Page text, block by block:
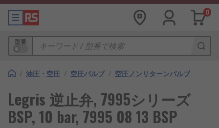
0
型番
/ 油圧・空圧 / 空圧バルブ / 空圧ノンリターンバルブ
Legris 逆止弁, 7995シリーズ
BSP, 10 bar, 7995 08 13 BSP